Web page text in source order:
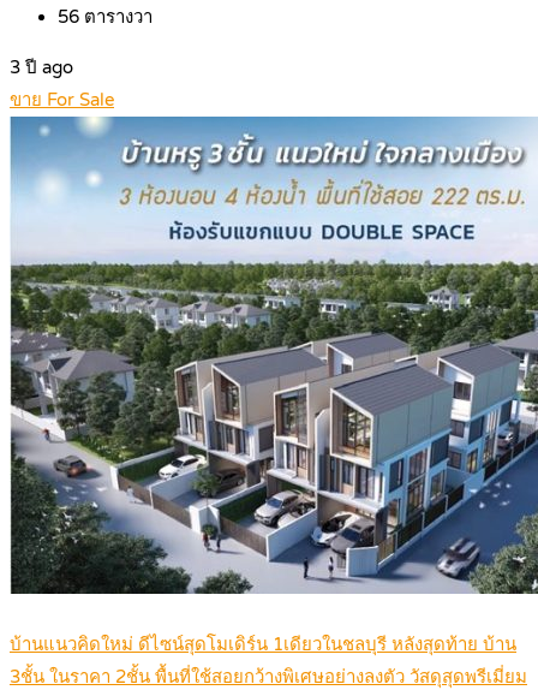
56 ตารางวา
3 ปี ago
ขาย For Sale
บ้านแนวคิดใหม่ ดีไซน์สุดโมเดิร์น 1เดียวในชลบุรี หลังสุดท้าย บ้าน
3ชั้น ในราคา 2ชั้น พื้นที่ใช้สอยกว้างพิเศษอย่างลงตัว วัสดุสุดพรีเมี่ยม